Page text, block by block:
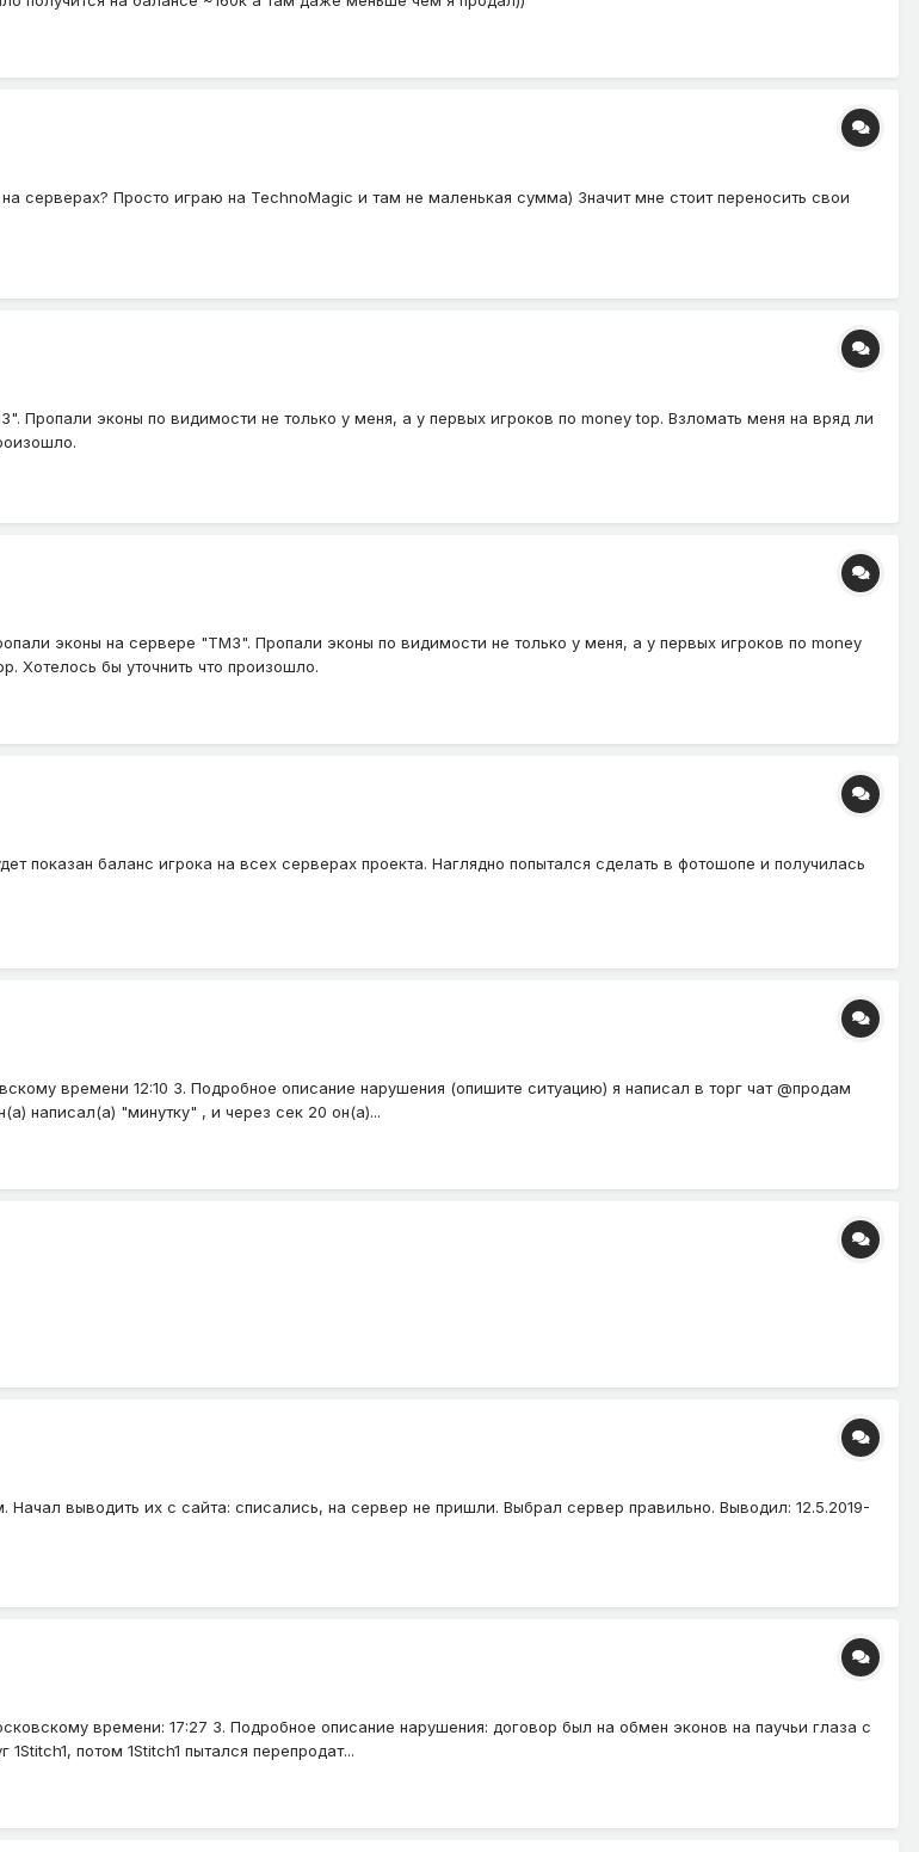
серверах? Просто играю на TechnoMagic и там не маленькая сумма) Значит мне стоит переносить свои
Пропали эконы по видимости не только у меня, а у первых игроков по money top. Взломать меня на вряд ли
эконы на сервере "TM3". Пропали эконы по видимости не только у меня, а у первых игроков по money
Хотелось бы уточнить что произошло.
показан баланс игрока на всех серверах проекта. Наглядно попытался сделать в фотошопе и получилась
времени 12:10 3. Подробное описание нарушения (опишите ситуацию) я написал в торг чат @продам
написал(а) "минутку" , и через сек 20 он(а)...
выводить их с сайта: списались, на сервер не пришли. Выбрал сервер правильно. Выводил: 12.5.2019-
времени: 17:27 3. Подробное описание нарушения: договор был на обмен эконов на паучьи глаза с
потом 1Stitch1 пытался перепродат...